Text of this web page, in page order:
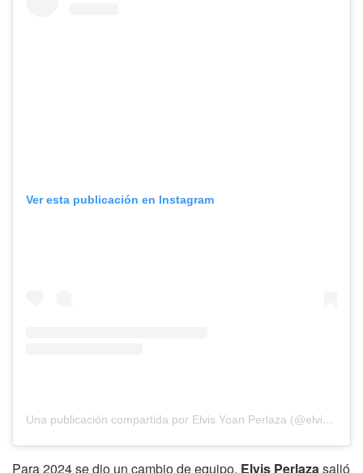
Ver esta publicación en Instagram
Una publicación compartida por Elvis Yoan Perlaza (@elvisperlaza)
Para 2024 se dio un cambio de equipo. Elvis Perlazasalió